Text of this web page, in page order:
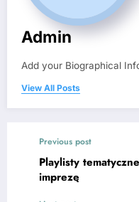
Admin
Add your Biographical
View All Posts
Previous post
Playlisty
imprezę